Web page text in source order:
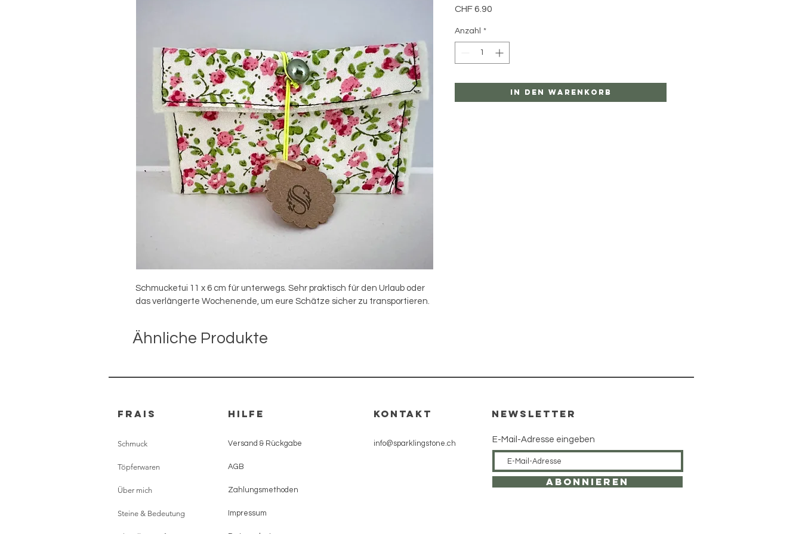
Schmucketui 11 x 6 cm für unterwegs. Sehr praktisch für den Urlaub oder
das verlängerte Wochenende, um eure Schätze sicher zu transportieren.
CHF 6.90
Anzahl *
In den Warenkorb
Ähnliche Produkte
FRAIS
Schmuck
Töpferwaren
Über mich
Steine & Bedeutung
HILFE
Versand & Rückgabe
AGB
Zahlungsmethoden
Impressum
KONTAKT
info@sparklingstone.ch
NEWSLETTER
E-Mail-Adresse eingeben
Abonnieren